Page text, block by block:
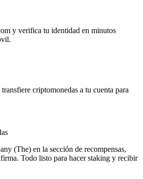
y verifica tu identidad en minutos
criptomonedas a tu cuenta para
(The) en la sección de recompensas,
Todo listo para hacer staking y recibir